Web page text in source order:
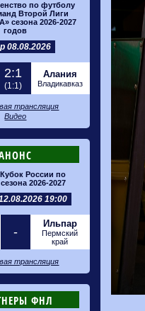
по футболу
Второй Лиги
сезона 2026-2027
годов
08.08.2026
2:1
(1:1)
Алания
Владикавказ
трансляция
Видео
России по
2026-2027
19:00
-
Ильпар
Пермский
край
трансляция
ФНЛ